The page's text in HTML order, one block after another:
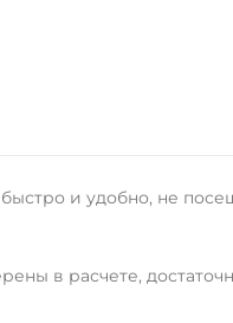
и удобно, не
в расчете,